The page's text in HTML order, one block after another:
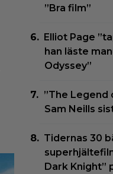
”Bra film”
Elliot Page
han läste
Odyssey”
”The Legend
Sam Neills
Tidernas 30
Dark Knight”